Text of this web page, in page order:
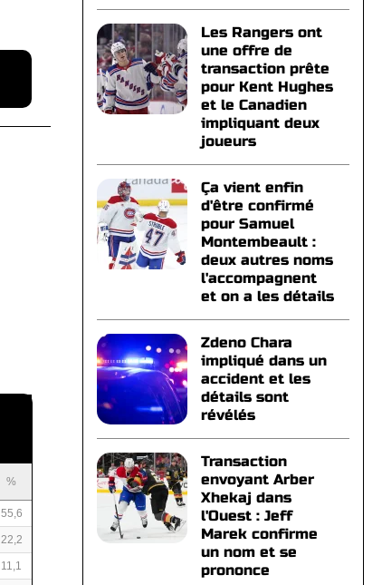
%
55,6
22,2
11,1
Les Rangers ont
une offre de
transaction prête
pour Kent Hughes
et le Canadien
impliquant deux
joueurs
Ça vient enfin
d'être confirmé
pour Samuel
Montembeault :
deux autres noms
l'accompagnent
et on a les détails
Zdeno Chara
impliqué dans un
accident et les
détails sont
révélés
Transaction
envoyant Arber
Xhekaj dans
l'Ouest : Jeff
Marek confirme
un nom et se
prononce